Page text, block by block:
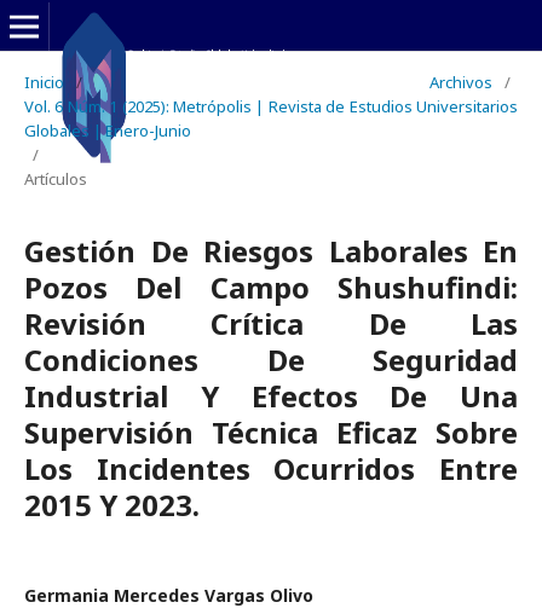
Inicio / Archivos
/
Vol. 6 Núm. 1 (2025): Metrópolis | Revista de Estudios Universitarios
Globales | Enero-Junio
/
Artículos
Gestión De Riesgos Laborales En
Pozos Del Campo Shushufindi:
Revisión Crítica De Las
Condiciones De Seguridad
Industrial Y Efectos De Una
Supervisión Técnica Eficaz Sobre
Los Incidentes Ocurridos Entre
2015 Y 2023.
Germania Mercedes Vargas Olivo